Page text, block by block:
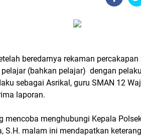
beredarnya rekaman
(bahkan pelajar) dengan
sebagai Asrikal, guru SMAN 12
laporan.
mencoba menghubungi Kepala
S.H. malam ini mendapatkan